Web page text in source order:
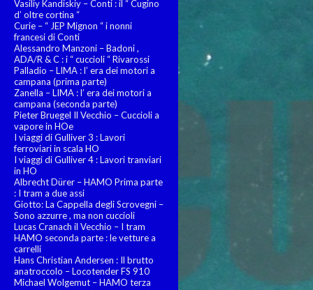
Vasiliy Kandiskiy – Conti : il “ Cugino
d’ oltre cortina “
Curie – “ JEP Mignon “ i nonni
francesi di Conti
Alessandro Manzoni – Badoni ,
ADA/R & C : i “ cuccioli “ Rivarossi
Palladio – LIMA : l’ era dei motori a
campana (prima parte)
Zanella – LIMA : l’ era dei motori a
campana (seconda parte)
Pieter Bruegel Il Vecchio – Cuccioli a
vapore in HOe
I viaggi di Gulliver 3 : Lavori
ferroviari in scala HO
I viaggi di Gulliver 4 : Lavori tranviari
in HO
Albrecht Dürer – HAMO Prima parte
: I tram a due assi
Giotto: La Cappella degli Scrovegni –
Sono azzurre , ma non cuccioli
Lucas Cranach il Vecchio – I tram
HAMO seconda parte : le vetture a
carrelli
Hans Christian Andersen : Il brutto
anatroccolo – Locotender FS 910
Michael Wolgemut – HAMO terza